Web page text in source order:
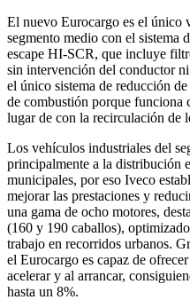
El nuevo Eurocargo es el
segmento medio con el sistema
escape HI-SCR, que incluye
sin intervención del conductor
el único sistema de reducción
de combustión porque funciona
lugar de con la recirculación de
Los vehículos industriales del
principalmente a la distribución
municipales, por eso Iveco
mejorar las prestaciones y
una gama de ocho motores,
(160 y 190 caballos),
trabajo en recorridos urbanos.
el Eurocargo es capaz de
acelerar y al arrancar,
hasta un 8%.